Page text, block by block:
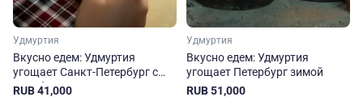
Удмуртия
Вкусно едем: Удмуртия
угощает Санкт-Петербург с
октября по март
RUB 41,000
Удмуртия
Вкусно едем: Удмуртия
угощает Петербург зимой
RUB 51,000